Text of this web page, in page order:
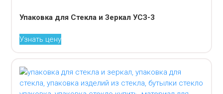
Упаковка для Стекла и Зеркал УСЗ-3
Узнать цену